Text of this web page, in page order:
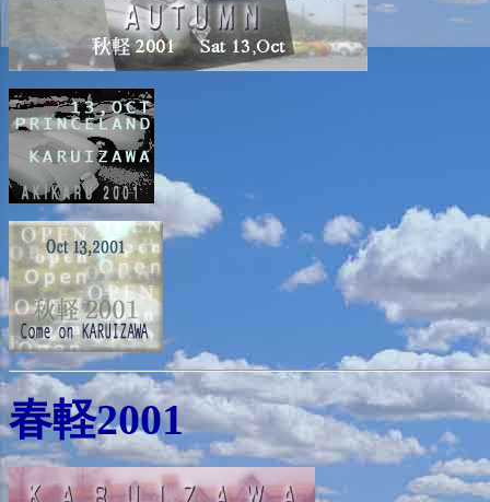
春軽2001